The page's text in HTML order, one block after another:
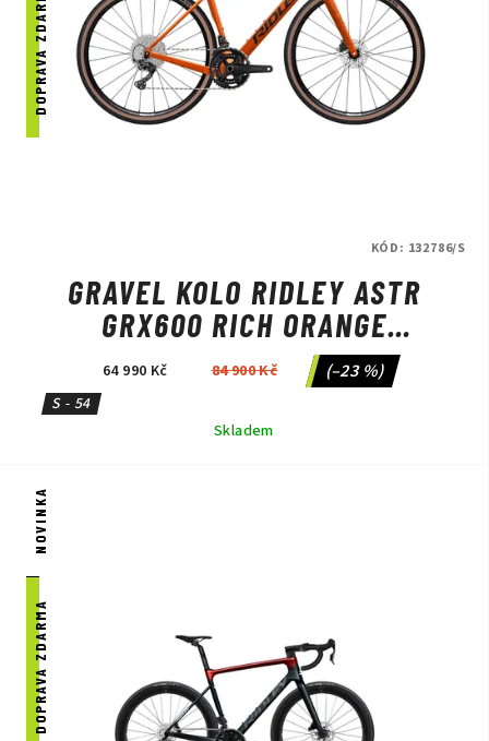
DOPRAVA ZDARMA
GRAVEL KOLO RIDLEY ASTR
GRX600 RICH ORANGE
METALLIC/BLACK METALLIC
64 990 Kč 84 900 Kč (–23 %)
S - 54
Skladem
KÓD: 132786/S
NOVINKA
DOPRAVA ZDARMA